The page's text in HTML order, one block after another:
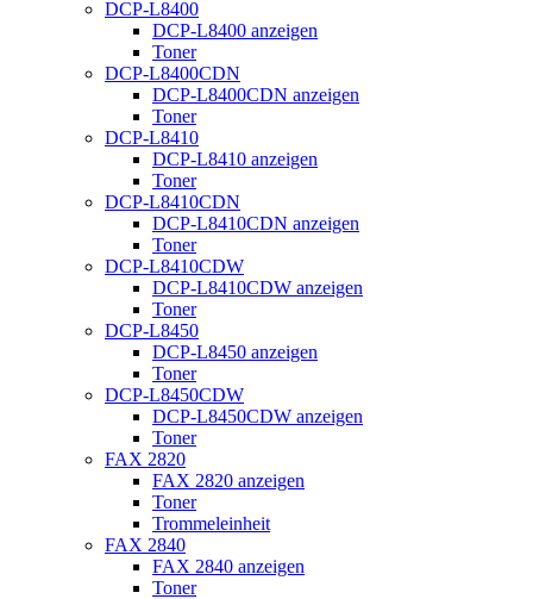
DCP-L8400
DCP-L8400 anzeigen
Toner
DCP-L8400CDN
DCP-L8400CDN anzeigen
Toner
DCP-L8410
DCP-L8410 anzeigen
Toner
DCP-L8410CDN
DCP-L8410CDN anzeigen
Toner
DCP-L8410CDW
DCP-L8410CDW anzeigen
Toner
DCP-L8450
DCP-L8450 anzeigen
Toner
DCP-L8450CDW
DCP-L8450CDW anzeigen
Toner
FAX 2820
FAX 2820 anzeigen
Toner
Trommeleinheit
FAX 2840
FAX 2840 anzeigen
Toner